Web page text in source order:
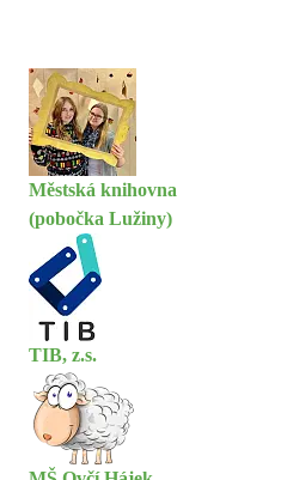
Městská knihovna
(pobočka Lužiny)
TIB, z.s.